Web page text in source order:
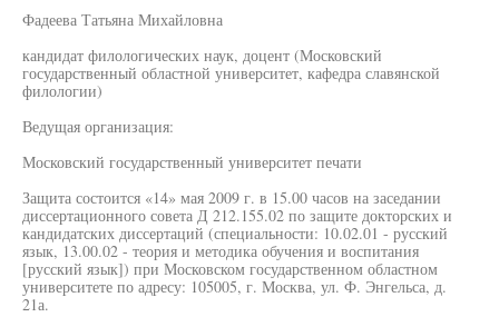
Фадеева Татьяна Михайловна
кандидат филологических наук, доцент (Московский
государственный областной университет, кафедра славянской
филологии)
Ведущая организация:
Московский государственный университет печати
Защита состоится «14» мая 2009 г. в 15.00 часов на заседании
диссертационного совета Д 212.155.02 по защите докторских и
кандидатских диссертаций (специальности: 10.02.01 - русский
язык, 13.00.02 - теория и методика обучения и воспитания
[русский язык]) при Московском государственном областном
университете по адресу: 105005, г. Москва, ул. Ф. Энгельса, д.
21а.